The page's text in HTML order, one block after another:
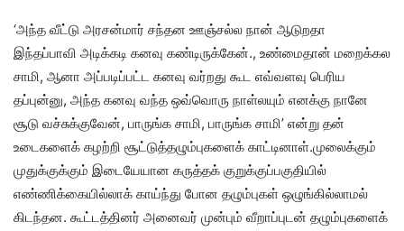
‘அந்த வீட்டு அரசன்மார் சந்தன ஊஞ்சல்ல நான் ஆடுறதா
இந்தப்பாவி அடிக்கடி கனவு கண்டிருக்கேன்., உண்மைதான் மறைக்கல
சாமி, ஆனா அப்படிப்பட்ட கனவு வர்றது கூட எவ்வளவு பெரிய
தப்புன்னு, அந்த கனவு வந்த ஒவ்வொரு நாள்லயும் எனக்கு நானே
சூடு வச்சுக்குவேன், பாருங்க சாமி, பாருங்க சாமி’ என்று தன்
உடைகளைக் கழற்றி சூட்டுத்தழும்புகளைக் காட்டினாள்.முலைக்கும்
முதுக்குக்கும் இடையேயான கருத்தக் குறுக்குப்பகுதியில்
எண்ணிக்கையில்லாக் காய்ந்து போன தழும்புகள் ஒழுங்கில்லாமல்
கிடந்தன. கூட்டத்தினர் அனைவர் முன்பும் வீறாப்புடன் தழும்புகளைக்